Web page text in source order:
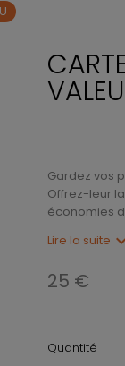
Gardez vos
Offrez-leur
économies
Lire la suite
25 €
Quantité